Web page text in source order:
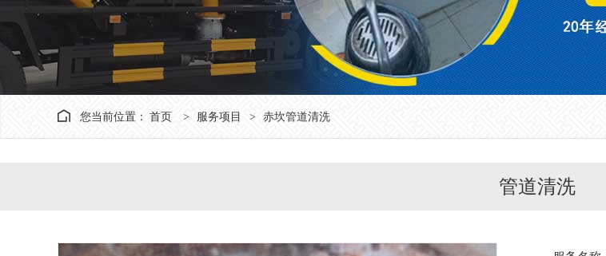
您当前位置： 首页 > 服务项目 > 赤坎管道清洗
管道清洗